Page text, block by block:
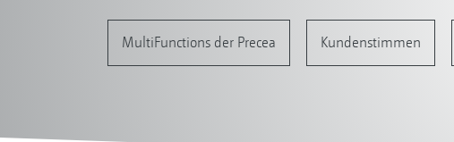
MultiFunctions der Precea Kundenstimmen